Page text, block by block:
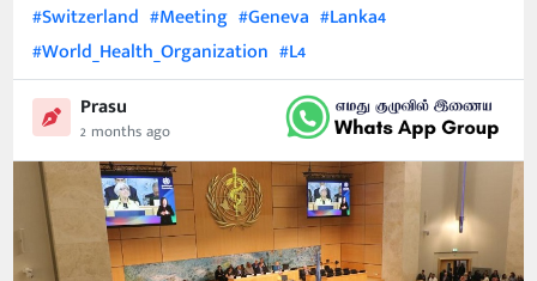
#Switzerland #Meeting #Geneva #Lanka4
#World_Health_Organization #L4
Prasu
2 months ago